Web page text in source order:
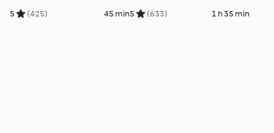
5 (425) 45 min5 (633) 1 h 35 min